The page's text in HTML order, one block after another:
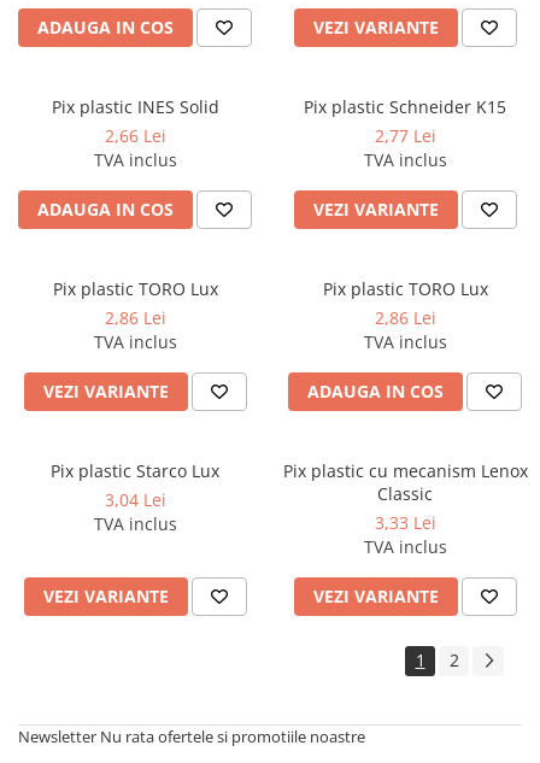
Truse geometrie
Markere evidentiatoare text
Markere permanente
Pixuri si rezerve
Ghiozdane si genti scolare
Genti laptop
Carti si jocuri pentru copii
Jocuri / Party
Coperti scolare
Diverse articole pentru scoala
Pachete scolare
Produse curatenie
Creioane
ADAUGA IN COS VEZI VARIANTE
Pix plastic INES Solid
2,66 Lei
TVA inclus
ADAUGA IN COS
Pix plastic Schneider K15
2,77 Lei
TVA inclus
VEZI VARIANTE
Pix plastic TORO Lux
2,86 Lei
TVA inclus
VEZI VARIANTE
Pix plastic TORO Lux
2,86 Lei
TVA inclus
ADAUGA IN COS
Pix plastic Starco Lux
3,04 Lei
TVA inclus
VEZI VARIANTE
Pix plastic cu mecanism Lenox
Classic
3,33 Lei
TVA inclus
VEZI VARIANTE
1 2
Newsletter Nu rata ofertele si promotiile noastre